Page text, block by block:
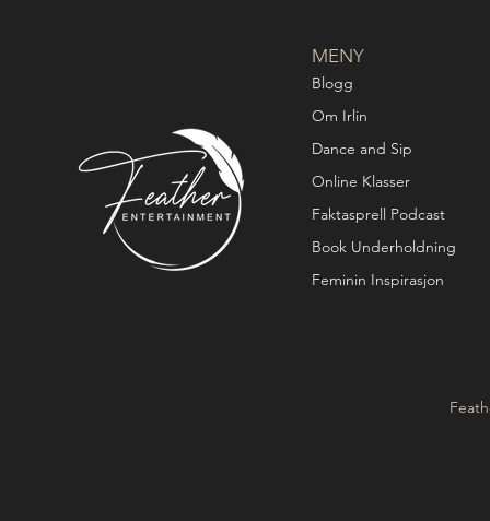
MENY
Blogg
Om Irlin
Dance and Sip
Online Klasser
Faktasprell Podcast
Book Underholdning
Feminin Inspirasjon